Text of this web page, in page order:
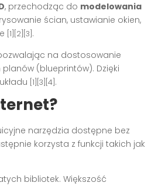
, przechodząc do modelowania
ścian, ustawianie okien,
[1][2][3] .
na dostosowanie
(blueprintów). Dzięki
[1][3][4] .
narzędzia dostępne bez
korzysta z funkcji takich jak
bibliotek. Większość